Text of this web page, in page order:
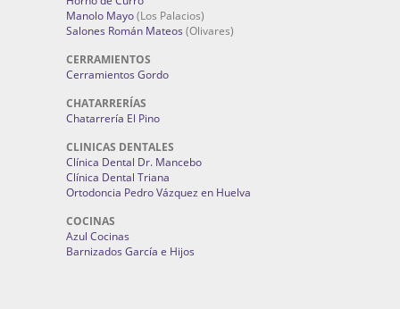
Manolo Mayo(Los Palacios)
Salones Román Mateos (Olivares)
CERRAMIENTOS
Cerramientos Gordo
CHATARRERÍAS
Chatarrería El Pino
CLINICAS DENTALES
Clínica Dental Dr. Mancebo
Clínica Dental Triana
Ortodoncia Pedro Vázquez en Huelva
COCINAS
Azul Cocinas
Barnizados García e Hijos